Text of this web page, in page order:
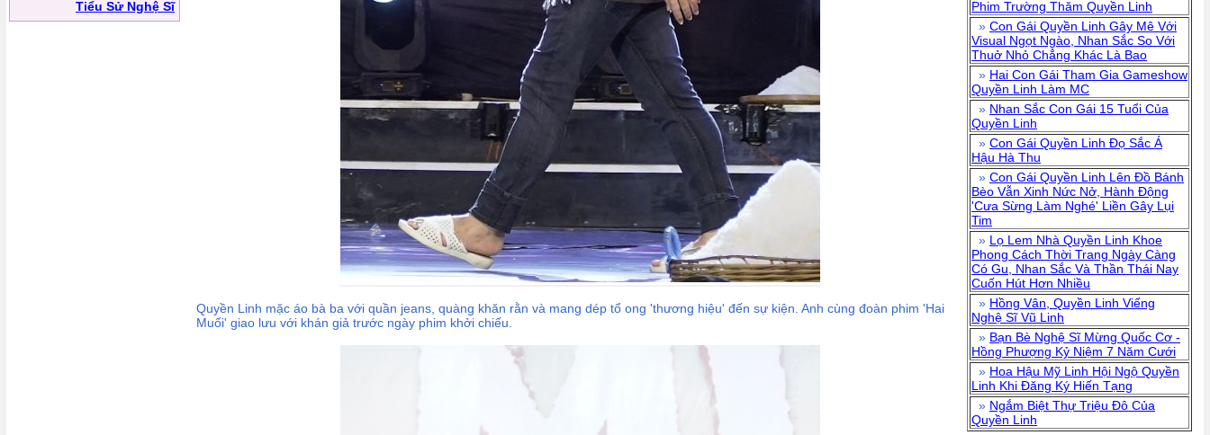
Tiểu Sử Nghệ Sĩ
Quyền Linh mặc áo bà ba với quần jeans, quàng khăn rằn và mang dép tổ ong 'thương hiệu' đến sự kiện. Anh cùng đoàn phim 'Hai
Muối' giao lưu với khán giả trước ngày phim khởi chiếu.
Phim Trường Thăm Quyền Linh
» Con Gái Quyền Linh Gây Mê Với
Visual Ngọt Ngào, Nhan Sắc So Với
Thuở Nhỏ Chẳng Khác Là Bao
» Hai Con Gái Tham Gia Gameshow
Quyền Linh Làm MC
» Nhan Sắc Con Gái 15 Tuổi Của
Quyền Linh
» Con Gái Quyền Linh Đọ Sắc Á
Hậu Hà Thu
» Con Gái Quyền Linh Lên Đồ Bánh
Bèo Vẫn Xinh Nức Nở, Hành Động
'Cưa Sừng Làm Nghé' Liền Gây Lụi
Tim
» Lọ Lem Nhà Quyền Linh Khoe
Phong Cách Thời Trang Ngày Càng
Có Gu, Nhan Sắc Và Thần Thái Nay
Cuốn Hút Hơn Nhiều
» Hồng Vân, Quyền Linh Viếng
Nghệ Sĩ Vũ Linh
» Bạn Bè Nghệ Sĩ Mừng Quốc Cơ -
Hồng Phượng Kỷ Niệm 7 Năm Cưới
» Hoa Hậu Mỹ Linh Hội Ngộ Quyền
Linh Khi Đăng Ký Hiến Tạng
» Ngắm Biệt Thự Triệu Đô Của
Quyền Linh